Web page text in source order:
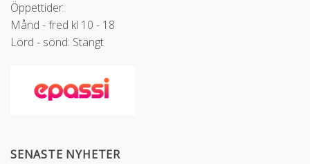
Öppettider:
Månd - fred kl 10 - 18
Lörd - sönd: Stängt
SENASTE NYHETER